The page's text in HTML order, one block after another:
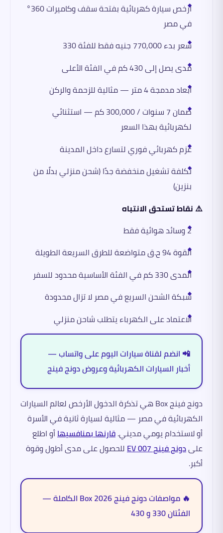
أرخص سيارة كهربائية بفتحة سقف وكاميرات 360°
في مصر
سعر بدء 770,000 جنيه فقط للفئة 330
مدى يصل إلى 430 كم في الفئة الأعلى
أبعاد مدمجة 4 متر — مثالية للزحمة والركن
ضمان 7 سنوات / 300,000 كم — استثنائي
لكهربائية بهذا السعر
عزم كهربائي فوري لتسارع داخل المدينة
تكلفة تشغيل منخفضة جدًا (شحن منزلي بدلًا من
بنزين)
⚠️ نقاط تستحق الانتباه
2 وسائد هوائية فقط
القوة 94 ح.ق متواضعة للطرق السريعة الطويلة
المدى 330 كم في الفئة الأساسية محدود للسفر
شبكة الشحن السريع في مصر لا تزال محدودة
الاعتماد على الكهرباء يتطلب شاحن منزلي
📲 انضم لقناة سيارات اليوم على واتساب —
أخبار السيارات الكهربائية وعروض دونج فينج
دونج فينج Box هي تذكرة الدخول الأرخص لعالم السيارات
الكهربائية في مصر — مثالية لسيارة ثانية في الأسرة
أو لاستخدام يومي مديني.قارنها بمنافسيهاأو اطلع
علىدونج فينج 007 EV
للحصول على مدى أطول وقوة
أكبر.
🔥 مواصفات دونج فينج Box 2026 الكاملة —
الفئتان 330 و 430